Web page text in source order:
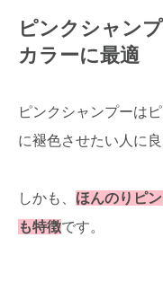
ピンクシャン
カラーに最適
ピンクシャンプーは
に褪色させたい人に
しかも、 ほんのりピ
も特徴です。